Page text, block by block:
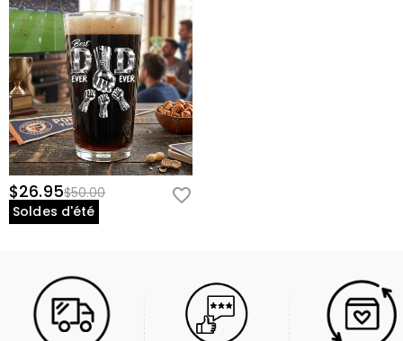
$26.95$50.00
Soldes d'été